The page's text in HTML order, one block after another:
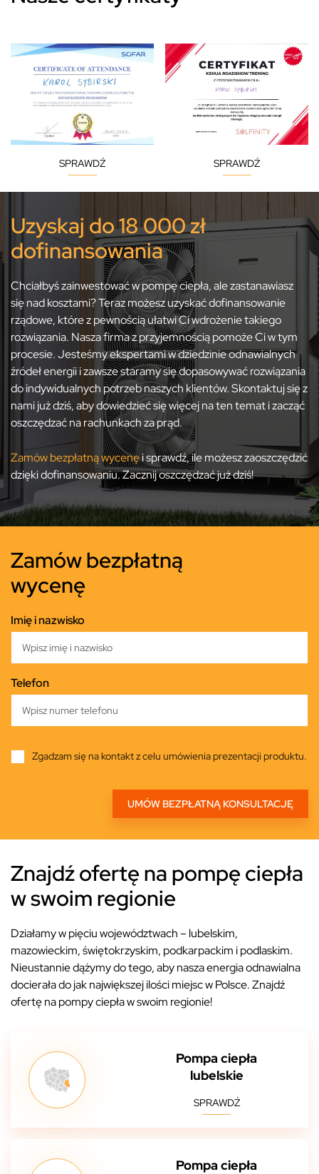
SPRAWDŹ SPRAWDŹ
Uzyskaj do 18 000 zł
dofinansowania
Chciałbyś zainwestować w pompę ciepła, ale zastanawiasz
się nad kosztami? Teraz możesz uzyskać dofinansowanie
rządowe, które z pewnością ułatwi Ci wdrożenie takiego
rozwiązania. Nasza firma z przyjemnością pomoże Ci w tym
procesie. Jesteśmy ekspertami w dziedzinie odnawialnych
źródeł energii i zawsze staramy się dopasowywać rozwiązania
do indywidualnych potrzeb naszych klientów. Skontaktuj się z
nami już dziś, aby dowiedzieć się więcej na ten temat i zacząć
oszczędzać na rachunkach za prąd.
Zamów bezpłatną wycenęi sprawdź, ile możesz zaoszczędzić
dzięki dofinansowaniu. Zacznij oszczędzać już dziś!
Zamów bezpłatną
wycenę
Imię i nazwisko
Telefon
Zgadzam się na kontakt z celu umówienia prezentacji produktu.
Znajdź ofertę na pompę ciepła
w swoim regionie
Działamy w pięciu województwach – lubelskim,
mazowieckim, świętokrzyskim, podkarpackim i podlaskim.
Nieustannie dążymy do tego, aby nasza energia odnawialna
docierała do jak największej ilości miejsc w Polsce. Znajdź
ofertę na pompy ciepła w swoim regionie!
Pompa ciepła
lubelskie
SPRAWDŹ
Pompa ciepła